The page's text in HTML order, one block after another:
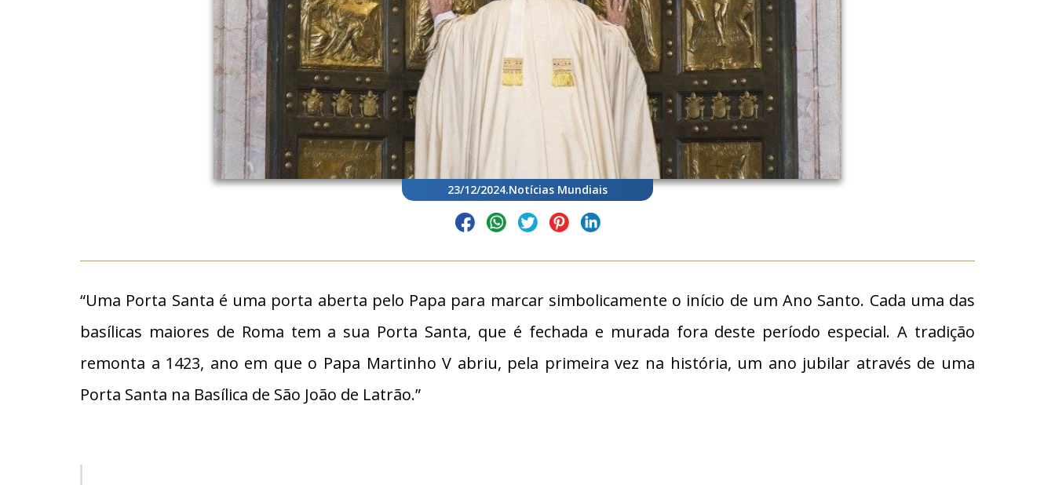
23/12/2024.Notícias Mundiais
“Uma Porta Santa é uma porta aberta pelo Papa para marcar simbolicamente o início de um Ano Santo. Cada uma das
basílicas maiores de Roma tem a sua Porta Santa, que é fechada e murada fora deste período especial. A tradição
remonta a 1423, ano em que o Papa Martinho V abriu, pela primeira vez na história, um ano jubilar através de uma
Porta Santa na Basílica de São João de Latrão.”